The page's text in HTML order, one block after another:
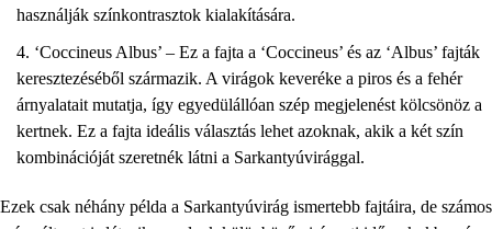
használják színkontrasztok kialakítására.
‘Coccineus Albus’ – Ez a fajta a ‘Coccineus’ és az ‘Albus’ fajták
keresztezéséből származik. A virágok keveréke a piros és a fehér
árnyalatait mutatja, így egyedülállóan szép megjelenést kölcsönöz a
kertnek. Ez a fajta ideális választás lehet azoknak, akik a két szín
kombinációját szeretnék látni a Sarkantyúvirággal.
Ezek csak néhány példa a Sarkantyúvirág ismertebb fajtáira, de számos